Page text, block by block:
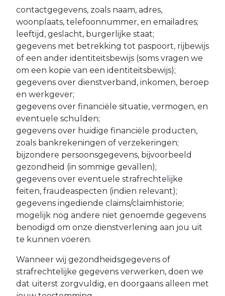
contactgegevens, zoals naam, adres,
woonplaats, telefoonnummer, en emailadres;
leeftijd, geslacht, burgerlijke staat;
gegevens met betrekking tot paspoort, rijbewijs
of een ander identiteitsbewijs (soms vragen we
om een kopie van een identiteitsbewijs);
gegevens over dienstverband, inkomen, beroep
en werkgever;
gegevens over financiële situatie, vermogen, en
eventuele schulden;
gegevens over huidige financiële producten,
zoals bankrekeningen of verzekeringen;
bijzondere persoonsgegevens, bijvoorbeeld
gezondheid (in sommige gevallen);
gegevens over eventuele strafrechtelijke
feiten, fraudeaspecten (indien relevant);
gegevens ingediende claims/claimhistorie;
mogelijk nog andere niet genoemde gegevens
benodigd om onze dienstverlening aan jou uit
te kunnen voeren.
Wanneer wij gezondheidsgegevens of
strafrechtelijke gegevens verwerken, doen we
dat uiterst zorgvuldig, en doorgaans alleen met